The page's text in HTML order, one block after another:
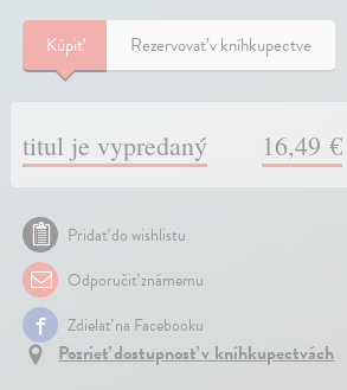
Kúpiť Rezervovať v kníhkupectve
titul je vypredaný 16,49 €
Pridať do wishlistu
Odporučiť známemu
Zdielať na Facebooku
Pozrieť dostupnosť v kníhkupectvách